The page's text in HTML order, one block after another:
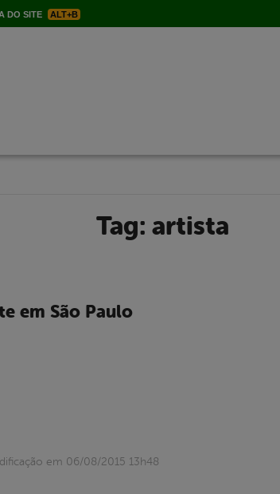
DO SITE ALT+B
Tag: artista
em São Paulo
em 06/08/2015 13h48